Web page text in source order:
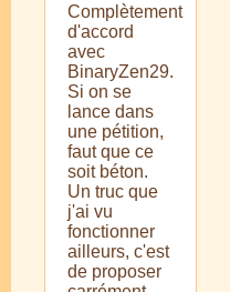
Complètement
d'accord
avec
BinaryZen29.
Si on se
lance dans
une pétition,
faut que ce
soit béton.
Un truc que
j'ai vu
fonctionner
ailleurs, c'est
de proposer